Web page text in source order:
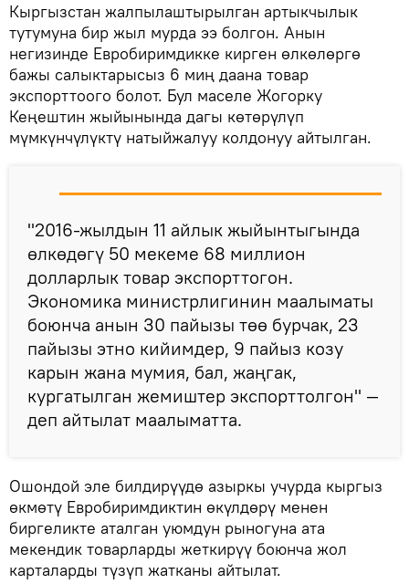
Кыргызстан жалпылаштырылган артыкчылык
тутумуна бир жыл мурда ээ болгон. Анын
негизинде Евробиримдикке кирген өлкөлөргө
бажы салыктарысыз 6 миң даана товар
экспорттоого болот. Бул маселе Жогорку
Кеңештин жыйынында дагы көтөрүлүп
мүмкүнчүлүктү натыйжалуу колдонуу айтылган.
"2016-жылдын 11 айлык жыйынтыгында
өлкөдөгү 50 мекеме 68 миллион
долларлык товар экспорттогон.
Экономика министрлигинин маалыматы
боюнча анын 30 пайызы төө бурчак, 23
пайызы этно кийимдер, 9 пайыз козу
карын жана мумия, бал, жаңгак,
кургатылган жемиштер экспорттолгон" —
деп айтылат маалыматта.
Ошондой эле билдирүүдө азыркы учурда кыргыз
өкмөтү Евробиримдиктин өкүлдөрү менен
биргеликте аталган уюмдун рыногуна ата
мекендик товарларды жеткирүү боюнча жол
карталарды түзүп жатканы айтылат.